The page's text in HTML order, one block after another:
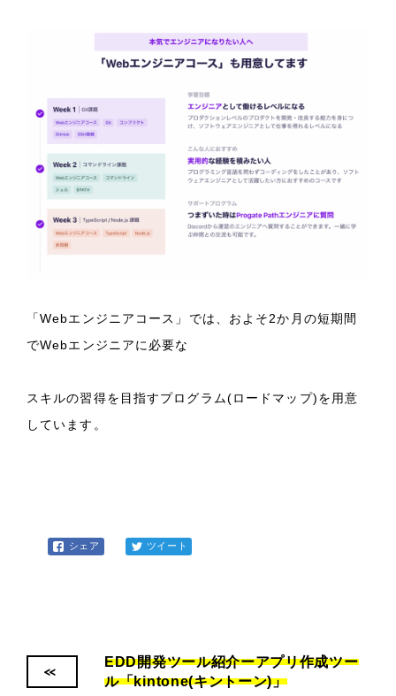
「Webエンジニアコース」では、およそ2か月の短期間
でWebエンジニアに必要な
スキルの習得を目指すプログラム(ロードマップ)を用意
しています。
シェア ツイート
<<
EDD開発ツール紹介ーアプリ作成ツー
ル「kintone(キントーン)」